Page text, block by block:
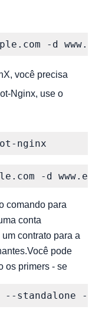
você precisa
Nginx, use o
comando para
conta
contrato para a
pode
os primers - se